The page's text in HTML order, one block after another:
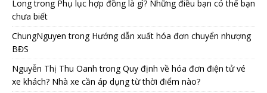
Longtrong Phụ lục hợp đồng là gì? Những điều bạn có thể bạn
chưa biết
ChungNguyen trong Hướng dẫn xuất hóa đơn chuyển nhượng
BĐS
Nguyễn Thị Thu Oanh trongQuy định về hóa đơn điện tử vé
xe khách? Nhà xe cần áp dụng từ thời điểm nào?